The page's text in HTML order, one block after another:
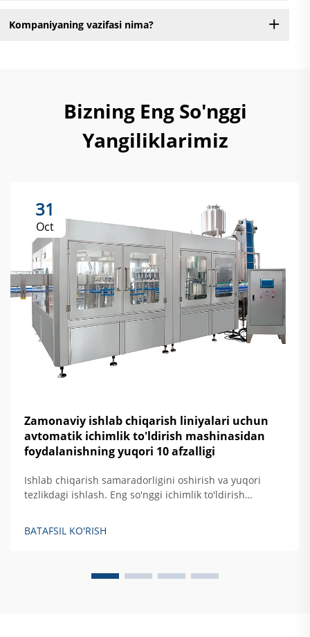
Kompaniyaning vazifasi nima?
Bizning Eng So'nggi
Yangiliklarimiz
31
Oct
Zamonaviy ishlab chiqarish liniyalari uchun
avtomatik ichimlik to'ldirish mashinasidan
foydalanishning yuqori 10 afzalligi
Ishlab chiqarish samaradorligini oshirish va yuqori
tezlikdagi ishlash. Eng so'nggi ichimlik to'ldirish
imkoniyatiga ega bo'lib, daqiqasiga taxminan 1200 ta
BATAFSIL KO'RISH